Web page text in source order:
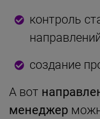
контроль
создание
А вот
менеджер